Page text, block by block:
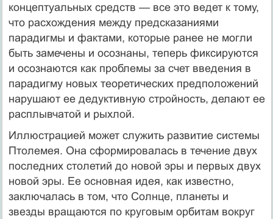
концептуальных средств — все это ведет к тому,
что расхожде­ния между предсказаниями
парадигмы и фактами, которые ранее не могли
быть замечены и осознаны, теперь фиксируются
и осознаются как пробле­мы за счет введения в
парадигму новых теоретических предположений
на­рушают ее дедуктивную стройность, делают ее
расплывчатой и рыхлой.
Иллюстрацией может служить развитие системы
Птолемея. Она сфор­мировалась в течение двух
последних столетий до новой эры и первых двух
новой эры. Ее основная идея, как известно,
заключалась в том, что Солнце, планеты и
звезды вращаются по круговым орбитам вокруг